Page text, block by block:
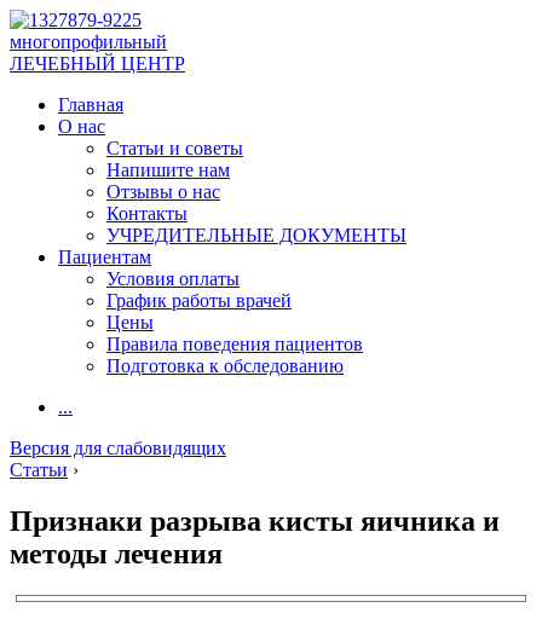
многопрофильный
ЛЕЧЕБНЫЙ ЦЕНТР
Главная
О нас
Статьи и советы
Напишите нам
Отзывы о нас
Контакты
УЧРЕДИТЕЛЬНЫЕ ДОКУМЕНТЫ
Пациентам
Условия оплаты
График работы врачей
Цены
Правила поведения пациентов
Подготовка к обследованию
...
Версия для слабовидящих
Статьи ›
Признаки разрыва кисты яичника и
методы лечения